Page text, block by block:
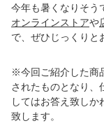
今年も暑くなりそう
オンラインストアや
で、ぜひじっくりと
※今回ご紹介した商
されたものとなり、
してはお答え致し
致します。